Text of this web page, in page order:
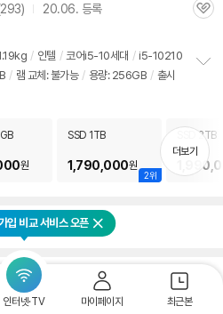
상
293) 20.06. 등록
관
/ 인텔 / 코어i5-10세대 / i5-10210
/ 램 교체: 불가능 / 용량: 256GB / 출시
치
기
원
2위
SSD 1TB
1,790,000원
SSD 2TB
더보기
3 4 5
입 비교 서비스 오픈 닫기
인터넷·TV 마이페이지 최근본